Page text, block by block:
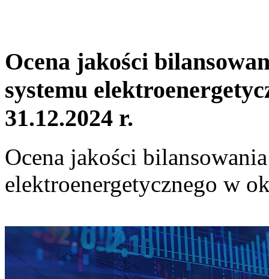
Ocena jakości
systemu
31.12.2024 r.
Ocena jakości
elektroenergetycznego w